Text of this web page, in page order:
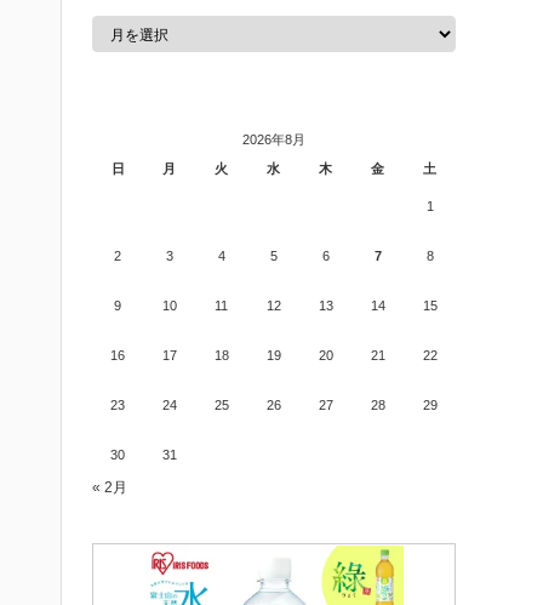
2026年8月
日
月 火 水 木 金 土
1
2 3 4 5 6 7 8
9 10 11 12 13 14 15
16 17 18 19 20 21 22
23 24 25 26 27 28 29
30 31
« 2月